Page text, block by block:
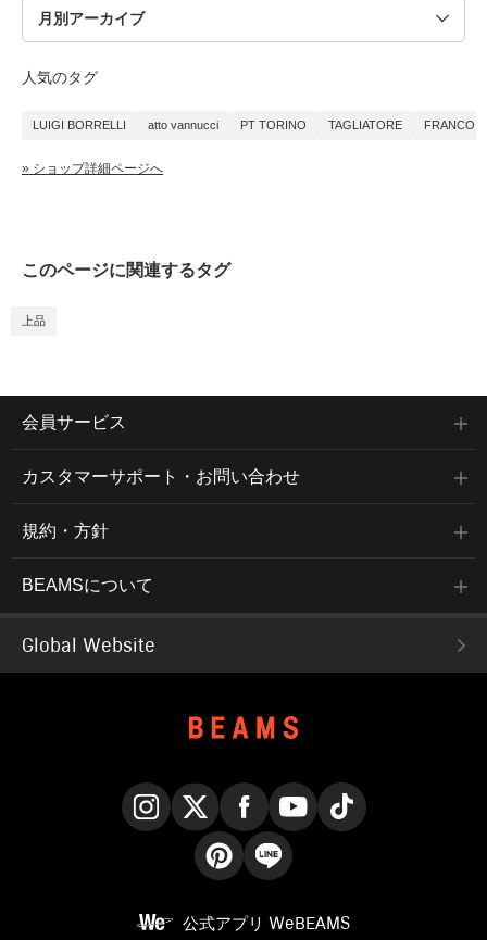
人気のタグ
LUIGI BORRELLI atto vannucci PT TORINO TAGLIATORE FRANCO
» ショップ詳細ページへ
このページに関連するタグ
上品
会員サービス
カスタマーサポート・お問い合わせ
規約・方針
BEAMSについて
Global Website
公式アプリ WeBEAMS